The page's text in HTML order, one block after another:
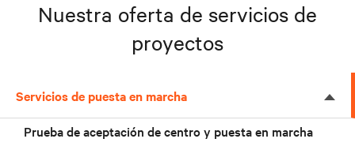
Nuestra oferta de servicios de
proyectos
Servicios de puesta en marcha
Prueba de aceptación de centro y puesta en marcha